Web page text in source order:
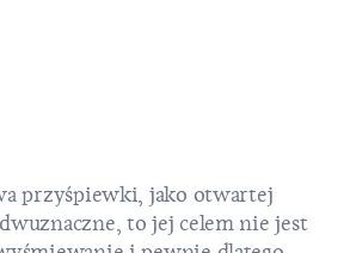
przyśpiewki, jako otwartej
to jej celem nie jest